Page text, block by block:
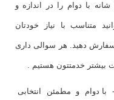
فرش ماشینی کرده است. این فرش 700 شانه با دوام را در اندازه و
مختلف 2100،2250،2550 میتوانید متناسب با نیاز خودتان
دهید. هر سوالی داری
بیشتر خدمتتون هستیم .
دوام و مطمئن انتخابی